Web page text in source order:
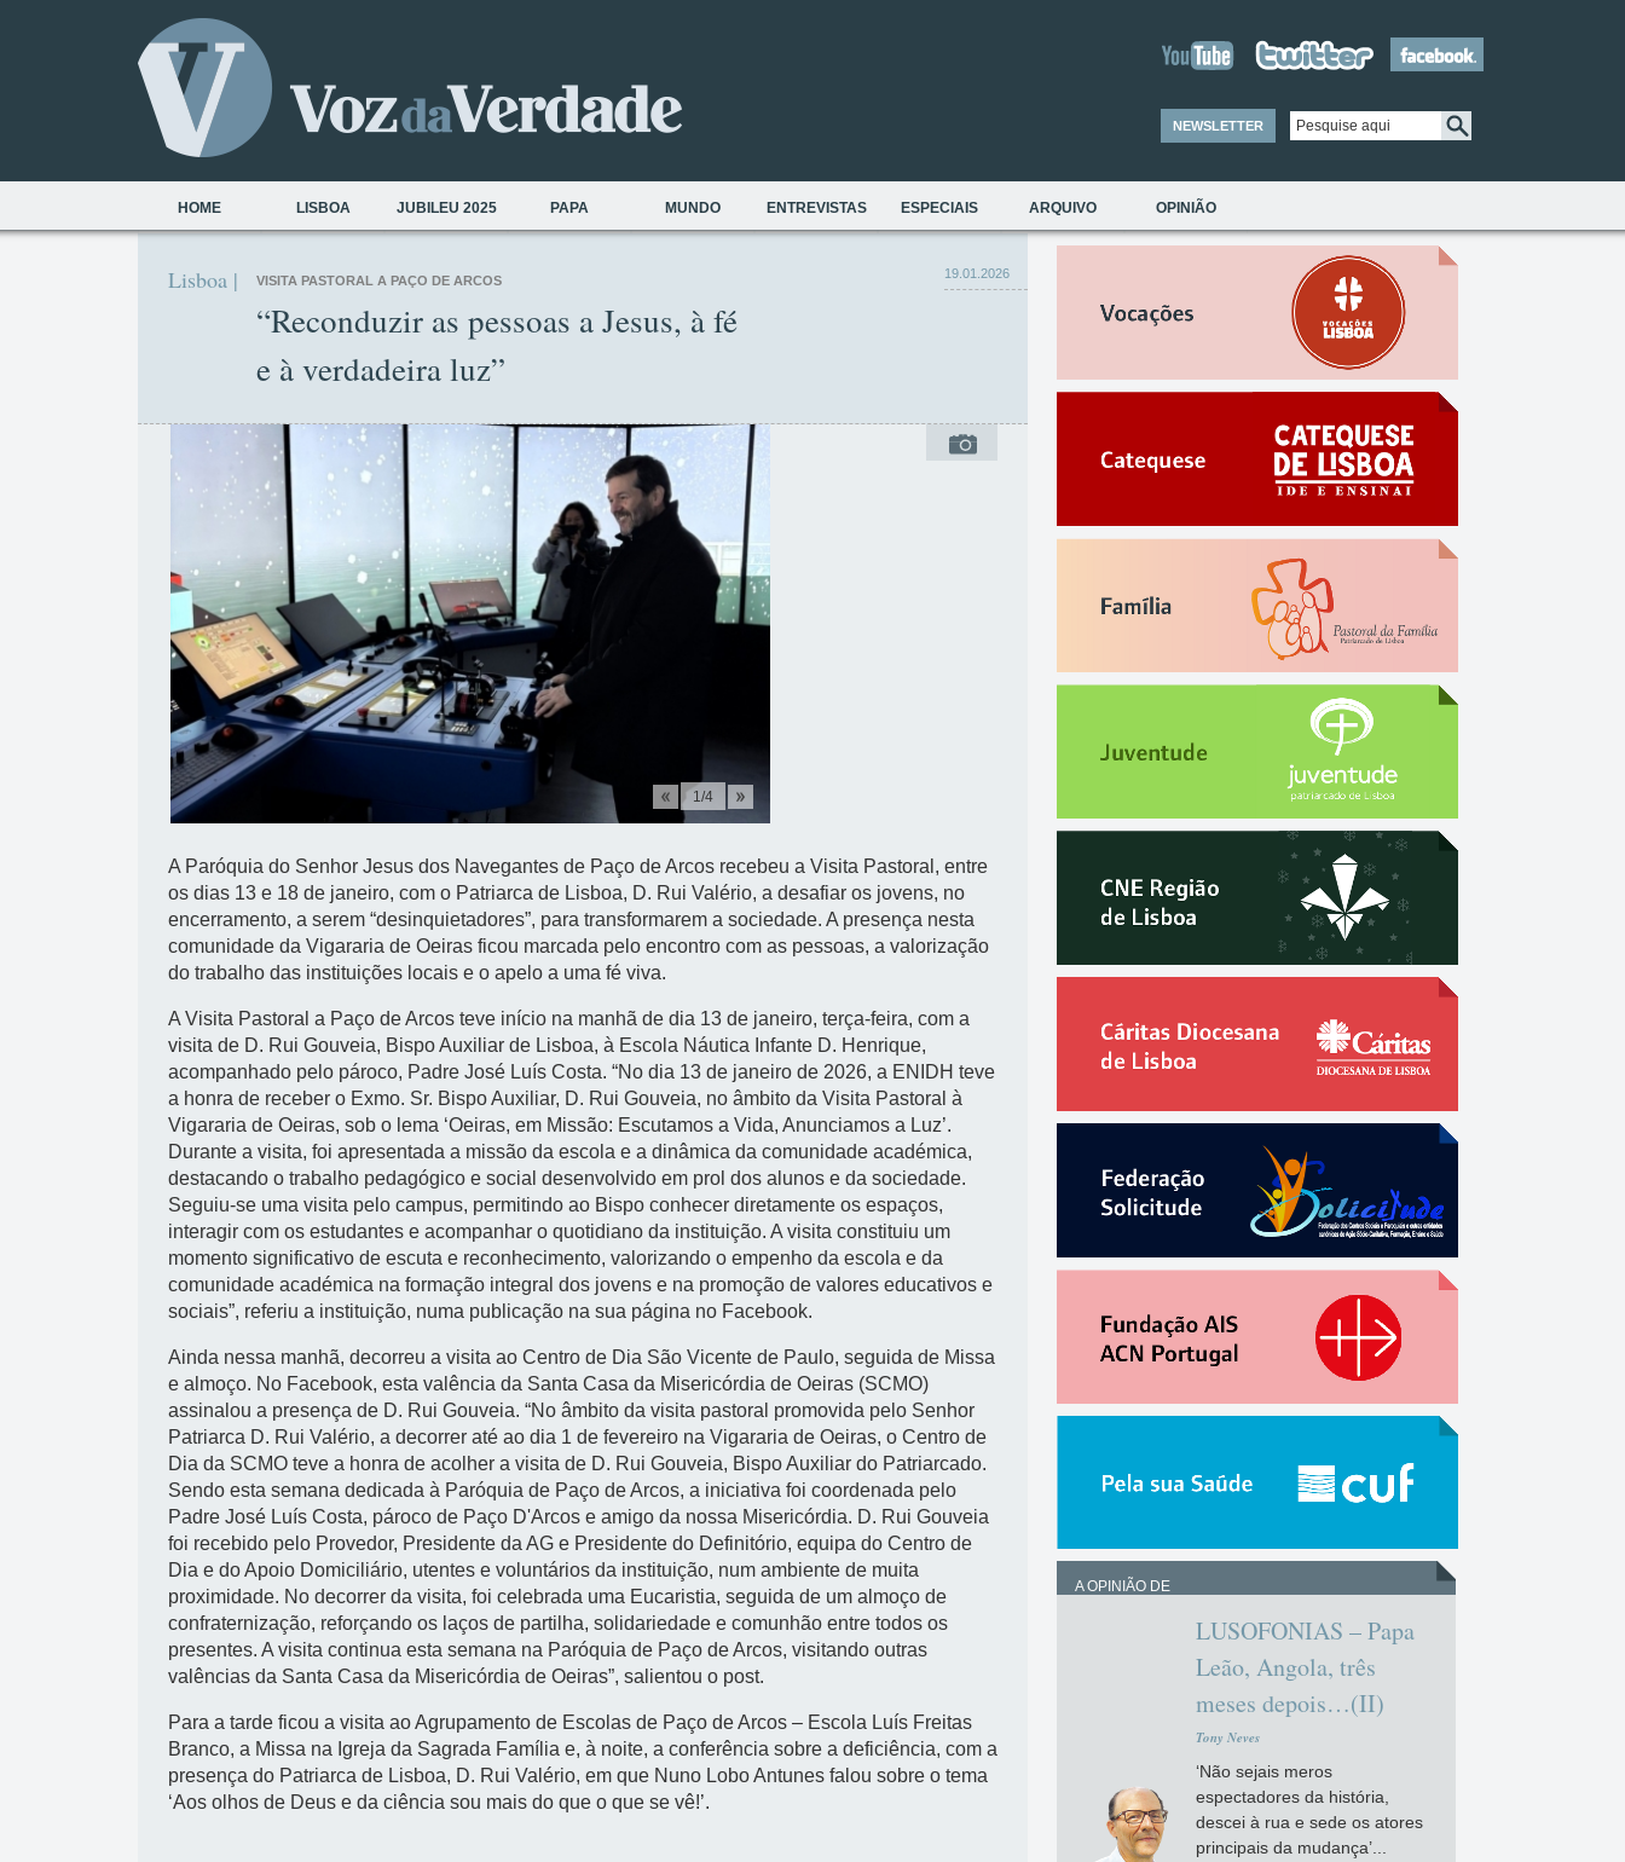
NEWSLETTER
HOME LISBOA JUBILEU 2025 PAPA MUNDO ENTREVISTAS ESPECIAIS ARQUIVO OPINIÃO
19.01.2026
Lisboa | VISITA PASTORAL A PAÇO DE ARCOS
“Reconduzir as pessoas a Jesus, à fé
e à verdadeira luz”
1/4
A Paróquia do Senhor Jesus dos Navegantes de Paço de Arcos recebeu a Visita Pastoral, entre
os dias 13 e 18 de janeiro, com o Patriarca de Lisboa, D. Rui Valério, a desafiar os jovens, no
encerramento, a serem “desinquietadores”, para transformarem a sociedade. A presença nesta
comunidade da Vigararia de Oeiras ficou marcada pelo encontro com as pessoas, a valorização
do trabalho das instituições locais e o apelo a uma fé viva.
A Visita Pastoral a Paço de Arcos teve início na manhã de dia 13 de janeiro, terça-feira, com a
visita de D. Rui Gouveia, Bispo Auxiliar de Lisboa, à Escola Náutica Infante D. Henrique,
acompanhado pelo pároco, Padre José Luís Costa. “No dia 13 de janeiro de 2026, a ENIDH teve
a honra de receber o Exmo. Sr. Bispo Auxiliar, D. Rui Gouveia, no âmbito da Visita Pastoral à
Vigararia de Oeiras, sob o lema ‘Oeiras, em Missão: Escutamos a Vida, Anunciamos a Luz’.
Durante a visita, foi apresentada a missão da escola e a dinâmica da comunidade académica,
destacando o trabalho pedagógico e social desenvolvido em prol dos alunos e da sociedade.
Seguiu-se uma visita pelo campus, permitindo ao Bispo conhecer diretamente os espaços,
interagir com os estudantes e acompanhar o quotidiano da instituição. A visita constituiu um
momento significativo de escuta e reconhecimento, valorizando o empenho da escola e da
comunidade académica na formação integral dos jovens e na promoção de valores educativos e
sociais”, referiu a instituição, numa publicação na sua página no Facebook.
Ainda nessa manhã, decorreu a visita ao Centro de Dia São Vicente de Paulo, seguida de Missa
e almoço. No Facebook, esta valência da Santa Casa da Misericórdia de Oeiras (SCMO)
assinalou a presença de D. Rui Gouveia. “No âmbito da visita pastoral promovida pelo Senhor
Patriarca D. Rui Valério, a decorrer até ao dia 1 de fevereiro na Vigararia de Oeiras, o Centro de
Dia da SCMO teve a honra de acolher a visita de D. Rui Gouveia, Bispo Auxiliar do Patriarcado.
Sendo esta semana dedicada à Paróquia de Paço de Arcos, a iniciativa foi coordenada pelo
Padre José Luís Costa, pároco de Paço D'Arcos e amigo da nossa Misericórdia. D. Rui Gouveia
foi recebido pelo Provedor, Presidente da AG e Presidente do Definitório, equipa do Centro de
Dia e do Apoio Domiciliário, utentes e voluntários da instituição, num ambiente de muita
proximidade. No decorrer da visita, foi celebrada uma Eucaristia, seguida de um almoço de
confraternização, reforçando os laços de partilha, solidariedade e comunhão entre todos os
presentes. A visita continua esta semana na Paróquia de Paço de Arcos, visitando outras
valências da Santa Casa da Misericórdia de Oeiras”, salientou o post.
Para a tarde ficou a visita ao Agrupamento de Escolas de Paço de Arcos – Escola Luís Freitas
Branco, a Missa na Igreja da Sagrada Família e, à noite, a conferência sobre a deficiência, com a
presença do Patriarca de Lisboa, D. Rui Valério, em que Nuno Lobo Antunes falou sobre o tema
‘Aos olhos de Deus e da ciência sou mais do que o que se vê!’.
A OPINIÃO DE
LUSOFONIAS – Papa
Leão, Angola, três
meses depois…(II)
Tony Neves
‘Não sejais meros
espectadores da história,
descei à rua e sede os atores
principais da mudança’...